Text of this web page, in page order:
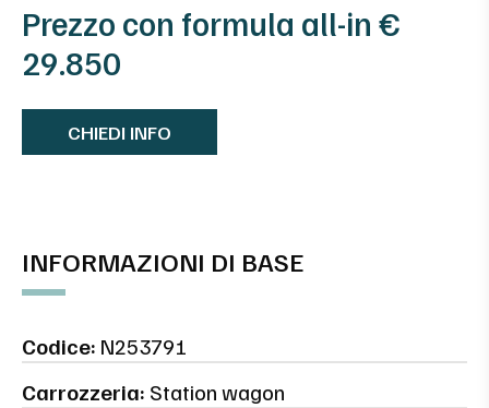
Prezzo con formula all-in €
29.850
CHIEDI INFO
INFORMAZIONI DI BASE
Codice: N253791
Carrozzeria: Station wagon